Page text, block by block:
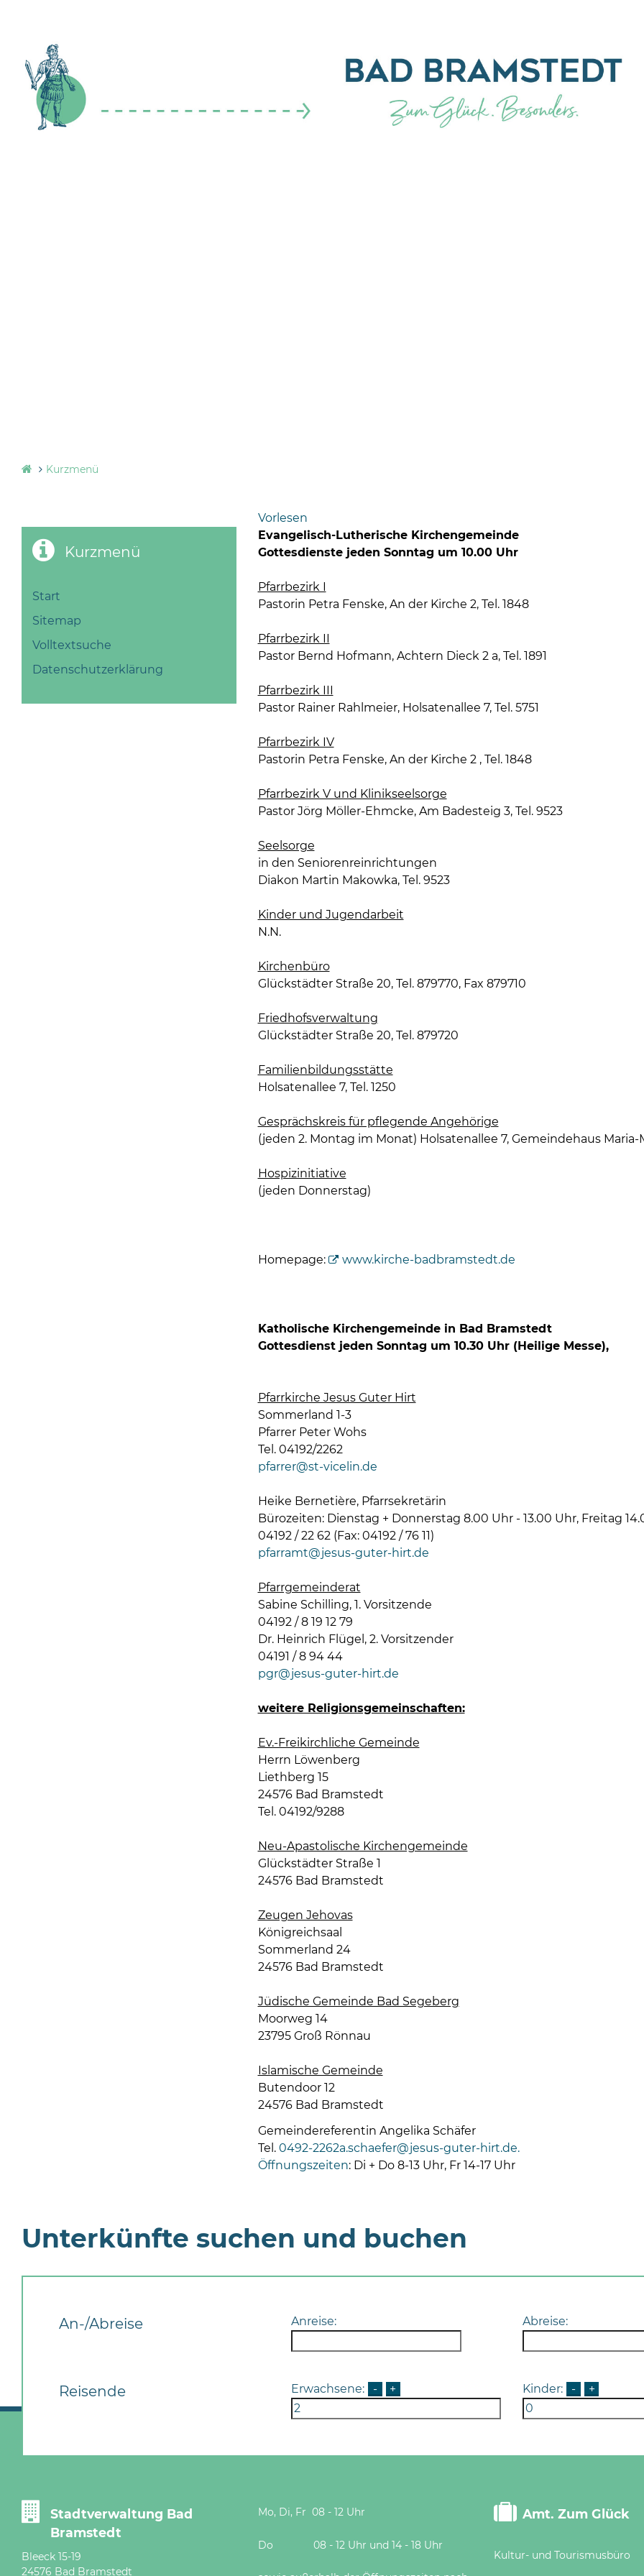
Kurzmenü
Vorlesen
Kurzmenü
Start
Sitemap
Volltextsuche
Datenschutzerklärung
Evangelisch-Lutherische Kirchengemeinde
Gottesdienste jeden Sonntag um 10.00 Uhr
Pfarrbezirk I
Pastorin Petra Fenske, An der Kirche 2, Tel. 1848
Pfarrbezirk II
Pastor Bernd Hofmann, Achtern Dieck 2 a, Tel. 1891
Pfarrbezirk III
Pastor Rainer Rahlmeier, Holsatenallee 7, Tel. 5751
Pfarrbezirk IV
Pastorin Petra Fenske, An der Kirche 2 , Tel. 1848
Pfarrbezirk V und Klinikseelsorge
Pastor Jörg Möller-Ehmcke, Am Badesteig 3, Tel. 9523
Seelsorge
in den Seniorenreinrichtungen
Diakon Martin Makowka, Tel. 9523
Kinder und Jugendarbeit
N.N.
Kirchenbüro
Glückstädter Straße 20, Tel. 879770, Fax 879710
Friedhofsverwaltung
Glückstädter Straße 20, Tel. 879720
Familienbildungsstätte
Holsatenallee 7, Tel. 1250
Gesprächskreis für pflegende Angehörige
(jeden 2. Montag im Monat) Holsatenallee 7, Gemeindehaus Maria-
Hospizinitiative
(jeden Donnerstag)
Homepage: www.kirche-badbramstedt.de
Katholische Kirchengemeinde in Bad Bramstedt
Gottesdienst jeden Sonntag um 10.30 Uhr (Heilige Messe),
Pfarrkirche Jesus Guter Hirt
Sommerland 1-3
Pfarrer Peter Wohs
Tel. 04192/2262
pfarrer@st-vicelin.de
Heike Bernetière, Pfarrsekretärin
Bürozeiten: Dienstag + Donnerstag 8.00 Uhr - 13.00 Uhr, Freitag
04192 / 22 62 (Fax: 04192 / 76 11)
pfarramt@jesus-guter-hirt.de
Pfarrgemeinderat
Sabine Schilling, 1. Vorsitzende
04192 / 8 19 12 79
Dr. Heinrich Flügel, 2. Vorsitzender
04191 / 8 94 44
pgr@jesus-guter-hirt.de
weitere Religionsgemeinschaften:
Ev.-Freikirchliche Gemeinde
Herrn Löwenberg
Liethberg 15
24576 Bad Bramstedt
Tel. 04192/9288
Neu-Apastolische Kirchengemeinde
Glückstädter Straße 1
24576 Bad Bramstedt
Zeugen Jehovas
Königreichsaal
Sommerland 24
24576 Bad Bramstedt
Jüdische Gemeinde Bad Segeberg
Moorweg 14
23795 Groß Rönnau
Islamische Gemeinde
Butendoor 12
24576 Bad Bramstedt
Gemeindereferentin Angelika Schäfer
Tel. 0492-2262a.schaefer@jesus-guter-hirt.de.
Öffnungszeiten: Di + Do 8-13 Uhr, Fr 14-17 Uhr
Unterkünfte suchen und buchen
An-/Abreise Anreise: Abreise:
Reisende Erwachsene: - + Kinder: - +
Stadtverwaltung Bad
Bramstedt
Bleeck 15-19
24576 Bad Bramstedt
Mo, Di, Fr 08 - 12 Uhr
Do 08 - 12 Uhr und 14 - 18 Uhr
Amt. Zum Glück
Kultur- und Tourismusbüro